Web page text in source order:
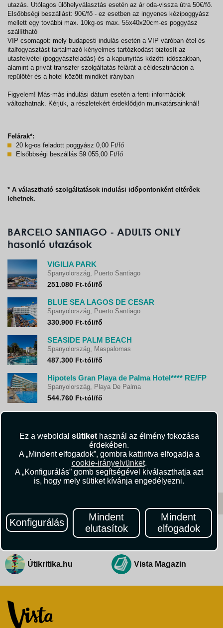
Ez a weboldal sütikethasznál az élmény fokozása
érdekében.
A „Mindent elfogadok”, gombra kattintva elfogadja a
cookie-irányelvünket.
A „Konfigurálás” gomb segítségével kiválaszthatja azt
is, hogy mely sütiket kívánja engedélyezni.
Konfigurálás
Mindent
elutasítok
Mindent
elfogadok
utazás. Utólagos ülőhelyválasztás esetén az ár oda-vissza útra 50€/fő.
Elsőbbségi beszállást: 90€/fő - ez esetben az ingyenes kézipoggyász
mellett egy további max. 10kg-os max. 55x40x20cm-es poggyász
szállítható
VIP csomagot: mely budapesti indulás esetén a VIP váróban étel és
italfogyasztást tartalmazó kényelmes tartózkodást biztosít az
utasfelvétel (poggyászfeladás) és a kapunyitás közötti időszakban,
alamint a privát transzfer szolgáltatás felárát a céldesztináción a
repülőtér és a hotel között mindkét irányban
Figyelem! Más-más indulási dátum esetén a fenti információk
változhatnak. Kérjük, a részletekért érdeklődjön munkatársainknál!
Felárak*:
20 kg-os feladott poggyász 0,00 Ft/fő
Elsőbbségi beszállás 59 055,00 Ft/fő
* A választható szolgáltatások indulási időpontonként eltérőek
lehetnek.
BARCELO SANTIAGO - ADULTS ONLY
hasonló utazások
VIGILIA PARK
Spanyolország, Puerto Santiago
251.080 Ft-tól/fő
BLUE SEA LAGOS DE CESAR
Spanyolország, Puerto Santiago
330.900 Ft-tól/fő
SEASIDE PALM BEACH
Spanyolország, Maspalomas
487.300 Ft-tól/fő
Hipotels Gran Playa de Palma Hotel**** RE/FP
Spanyolország, Playa De Palma
544.760 Ft-tól/fő
605.670 Ft-tól/fő
GRAN MELIA PALACIO DE ISORA
Spanyolország, Alcalá
450.915 Ft-tól/fő
Kövessen minket!
Útikritika.hu Vista Magazin